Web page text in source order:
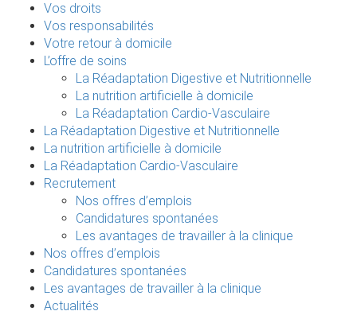
Vos droits
Vos responsabilités
Votre retour à domicile
L’offre de soins
La Réadaptation Digestive et Nutritionnelle
La nutrition artificielle à domicile
La Réadaptation Cardio-Vasculaire
La Réadaptation Digestive et Nutritionnelle
La nutrition artificielle à domicile
La Réadaptation Cardio-Vasculaire
Recrutement
Nos offres d’emplois
Candidatures spontanées
Les avantages de travailler à la clinique
Nos offres d’emplois
Candidatures spontanées
Les avantages de travailler à la clinique
Actualités